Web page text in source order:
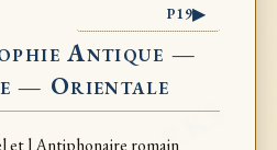
P19▶
Antique —
— Orientale
et l Antiphonaire romain